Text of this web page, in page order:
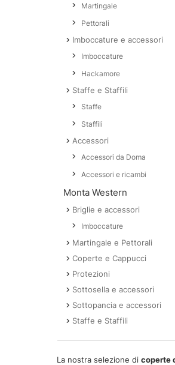
Martingale
Pettorali
Imboccature e accessori
Imboccature
Hackamore
Staffe e Staffili
Staffe
Staffili
Accessori
Accessori da Doma
Accessori e ricambi
Monta Western
Briglie e accessori
Imboccature
Martingale e Pettorali
Coperte e Cappucci
Protezioni
Sottosella e accessori
Sottopancia e accessori
Staffe e Staffili
La nostra selezione di coperte